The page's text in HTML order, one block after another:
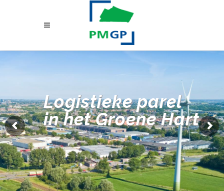
Logistieke parel
in het Groene Hart